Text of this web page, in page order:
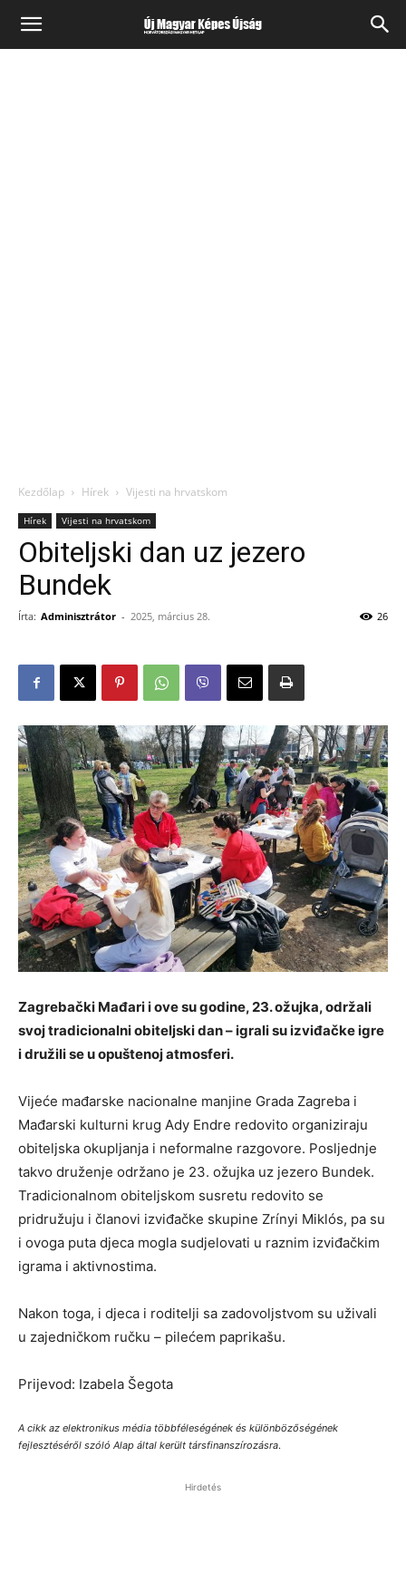
Kezdőlap Hírek Vijesti na hrvatskom
Hírek Vijesti na hrvatskom
Obiteljski dan uz jezero
Bundek
Írta: Adminisztrátor - 2025, március 28. 26
Zagrebački Mađari i ove su godine, 23. ožujka, održali
svoj tradicionalni obiteljski dan – igrali su izviđačke igre
i družili se u opuštenoj atmosferi.
Vijeće mađarske nacionalne manjine Grada Zagreba i
Mađarski kulturni krug Ady Endre redovito organiziraju
obiteljska okupljanja i neformalne razgovore. Posljednje
takvo druženje održano je 23. ožujka uz jezero Bundek.
Tradicionalnom obiteljskom susretu redovito se
pridružuju i članovi izviđačke skupine Zrínyi Miklós, pa su
i ovoga puta djeca mogla sudjelovati u raznim izviđačkim
igrama i aktivnostima.
Nakon toga, i djeca i roditelji sa zadovoljstvom su uživali
u zajedničkom ručku – pilećem paprikašu.
Prijevod: Izabela Šegota
A cikk az elektronikus média többféleségének és különbözőségének
fejlesztéséről szóló Alap által került társfinanszírozásra.
Hirdetés